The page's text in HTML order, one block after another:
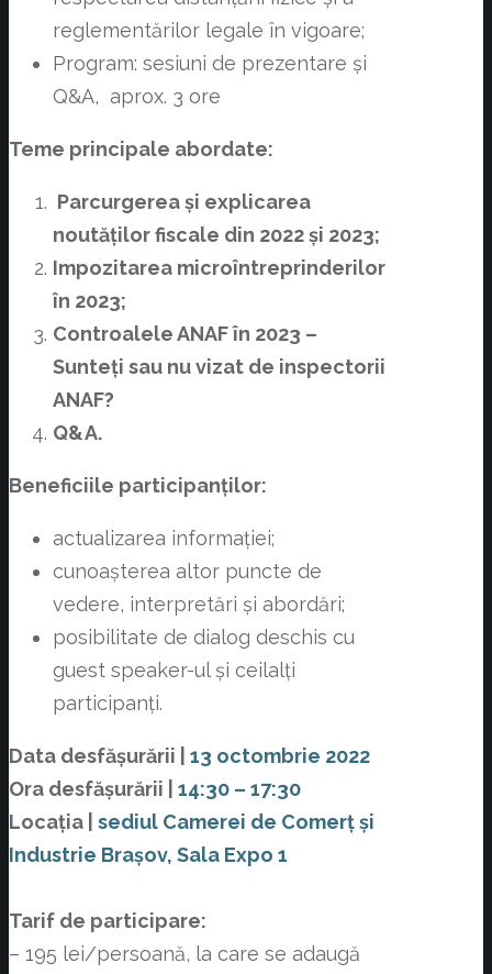
reglementărilor legale în vigoare;
Program: sesiuni de prezentare și
Q&A, aprox. 3 ore
Teme principale abordate:
Parcurgerea și explicarea
noutăților fiscale din 2022 și 2023;
Impozitarea microîntreprinderilor
în 2023;
Controalele ANAF în 2023 –
Sunteți sau nu vizat de inspectorii
ANAF?
Q&A.
Beneficiile participanților:
actualizarea informației;
cunoașterea altor puncte de
vedere, interpretări și abordări;
posibilitate de dialog deschis cu
guest speaker-ul și ceilalți
participanți.
Data desfășurării
13 octombrie 2022
Ora desfășurării
14:30 – 17:30
Locația
sediul Camerei de Comerț și
Industrie Brașov, Sala Expo 1
Tarif de participare:
– 195 lei/persoană, la care se adaugă